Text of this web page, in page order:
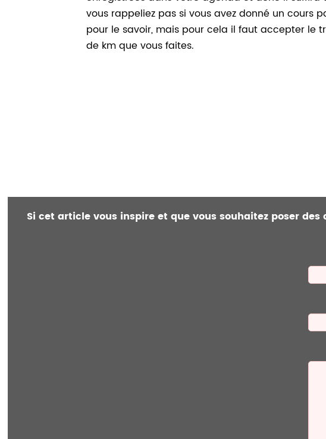
vous rappeliez pas si vous avez donné un cours
pour le savoir, mais pour cela il faut accepter le
de km que vous faites.
Si cet article vous inspire et que vous souhaitez poser